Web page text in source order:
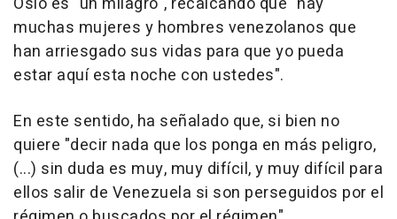
muchas mujeres y hombres venezolanos que
han arriesgado sus vidas para que yo pueda
estar aquí esta noche con ustedes".
En este sentido, ha señalado que, si bien no
quiere "decir nada que los ponga en más peligro,
(...) sin duda es muy, muy difícil, y muy difícil para
ellos salir de Venezuela si son perseguidos por el